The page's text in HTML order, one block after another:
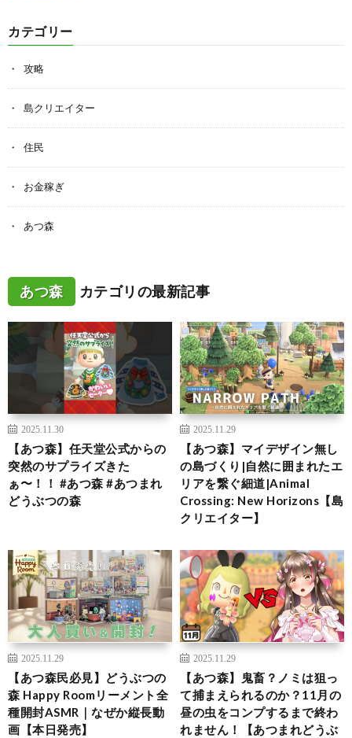
カテゴリー
攻略
島クリエイター
住民
お金稼ぎ
あつ森
あつ森 カテゴリの最新記事
2025.11.30
【あつ森】任天堂公式からの
突然のサプライズきた
ぁ〜！！ #あつ森 #あつまれ
どうぶつの森
2025.11.29
【あつ森】マイデザイン無し
の島づくり|自然に囲まれたエ
リアを繋ぐ細道|Animal
Crossing: New Horizons【島
クリエイター】
2025.11.29
【あつ森民必見】どうぶつの
森 Happy Roomリーメント全
種開封ASMR｜なぜか縦長動
画【本日発売】
2025.11.29
【あつ森】鬼畜？ノミは狙っ
て捕まえられるのか？11月の
昼の虫をコンプするまで終わ
れません！【あつまれどうぶ